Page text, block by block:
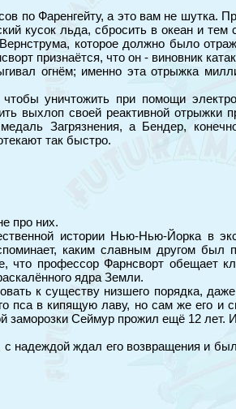
по Фаренгейту, а это вам не шутка.
кусок льда, сбросить в океан и
которое должно было
признаётся, что он - виновник
огнём; именно эта отрыжка
уничтожить при помощи
выхлоп своей реактивной отрыжки
Загрязнения, а Бендер,
так быстро.
про них.
истории Нью-Нью-Йорка в
каким славным другом был
профессор Фарнсворт обещает
ядра Земли.
к существу низшего порядка,
пса в кипящую лаву, но сам же его и
заморозки Сеймур прожил ещё 12 лет.
ждал его возвращения и